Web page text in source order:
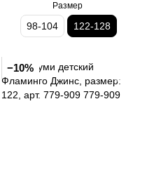
Размер
98-104 122-128
−10%